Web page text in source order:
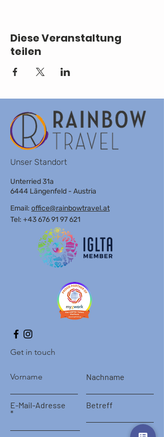
Diese Veranstaltung
teilen
Unser Standort
Unterried 31a
6444 Längenfeld - Austria
Email: office@rainbowtravel.at
Tel: +43 676 91 97 621
Get in touch
Vorname Nachname
E-Mail-Adresse Betreff